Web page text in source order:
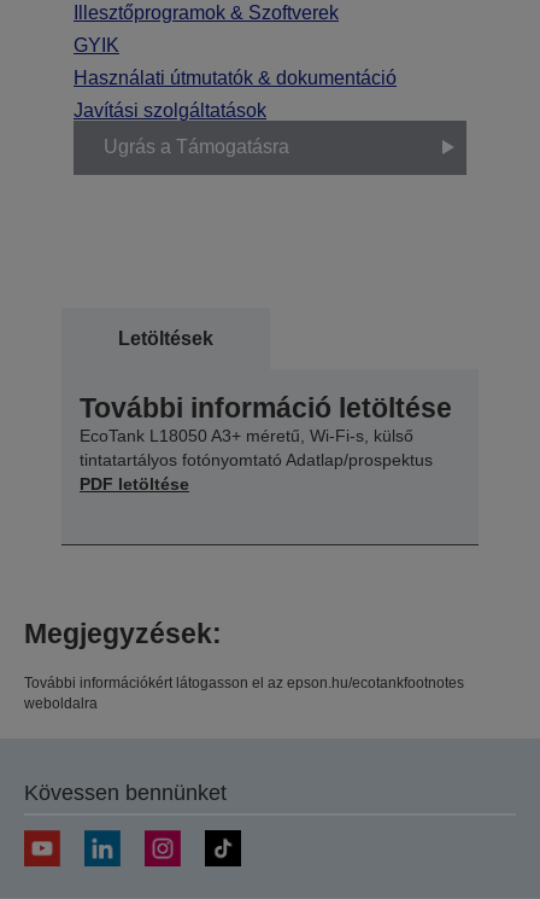
Illesztőprogramok & Szoftverek
GYIK
Használati útmutatók & dokumentáció
Javítási szolgáltatások
Ugrás a Támogatásra
Letöltések
További információ letöltése
EcoTank L18050 A3+ méretű, Wi-Fi-s, külső
tintatartályos fotónyomtató Adatlap/prospektus
PDF letöltése
Megjegyzések:
További információkért látogasson el az epson.hu/ecotankfootnotes
weboldalra
Kövessen bennünket